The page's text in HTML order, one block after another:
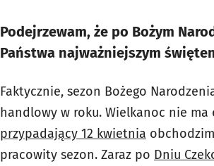
Podejrzewam, że po Bożym
Państwa najważniejszym
Faktycznie, sezon Bożego
handlowy w roku. Wielkanoc nie
przypadający 12 kwietnia
pracowity sezon. Zaraz po Dniu